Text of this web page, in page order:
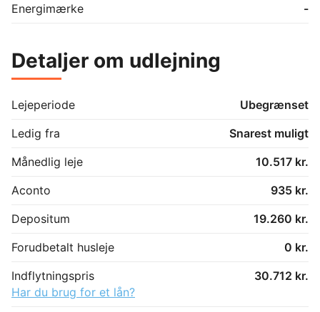
Energimærke
-
Detaljer om udlejning
Lejeperiode
Ubegrænset
Ledig fra
Snarest muligt
Månedlig leje
10.517 kr.
Aconto
935 kr.
Depositum
19.260 kr.
Forudbetalt husleje
0 kr.
Indflytningspris
30.712 kr.
Har du brug for et lån?